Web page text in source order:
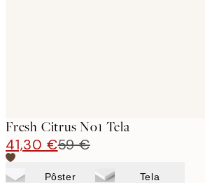
Fresh Citrus No1 Tela
41,30 €59 €
Pôster Tela